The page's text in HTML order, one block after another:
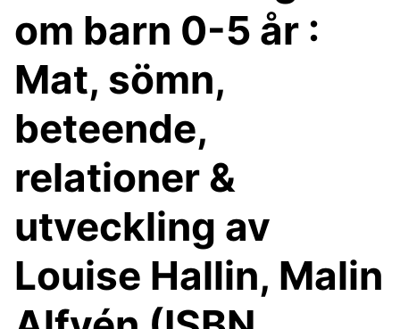
om barn 0-5 år :
Mat, sömn,
beteende,
relationer &
utveckling av
Louise Hallin, Malin